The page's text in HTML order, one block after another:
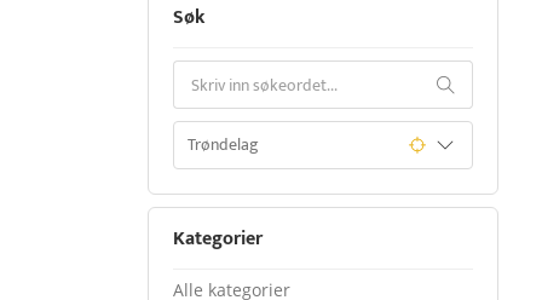
Søk
Kategorier
Alle kategorier